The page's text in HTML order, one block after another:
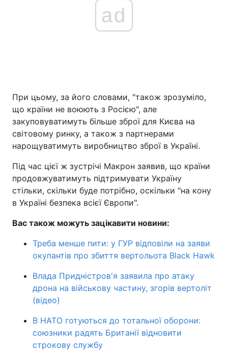
ad
При цьому, за його словами, "також зрозуміло,
що країни не воюють з Росією", але
закуповуватимуть більше зброї для Києва на
світовому ринку, а також з партнерами
нарощуватимуть виробництво зброї в Україні.
Під час цієї ж зустрічі Макрон заявив, що країни
продовжуватимуть підтримувати Україну
стільки, скільки буде потрібно, оскільки "на кону
в Україні безпека всієї Європи".
Вас також можуть зацікавити новини:
Треба менше пити: у ГУР відповіли на заяви
окупантів про збиття вертольота Black Hawk
Влада Придністров'я заявила про атаку
дрона на військову частину, згорів вертоліт
(відео)
В НАТО готуються до тотальної оборони:
союзники радять Британії відновити
строкову службу